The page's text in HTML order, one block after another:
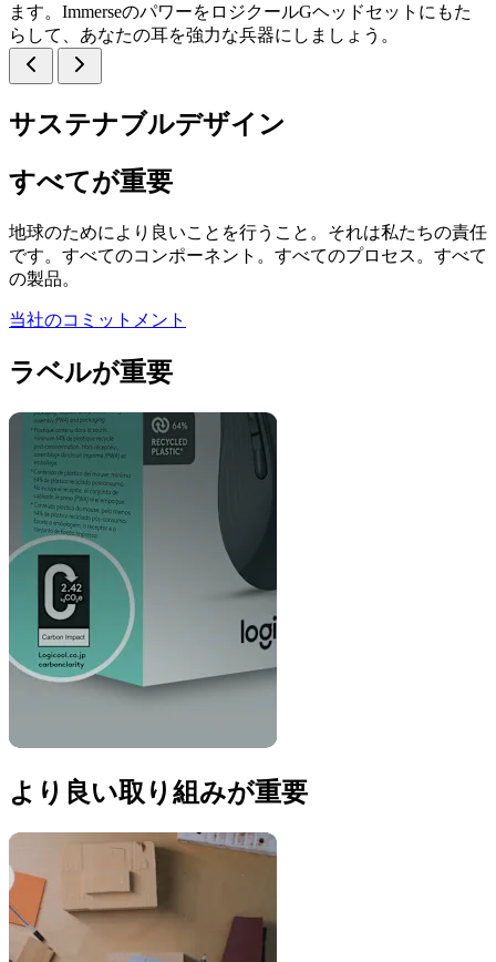
ます。ImmerseのパワーをロジクールGヘッドセットにもた
らして、あなたの耳を強力な兵器にしましょう。
サステナブルデザイン
すべてが重要
地球のためにより良いことを行うこと。それは私たちの責任
です。すべてのコンポーネント。すべてのプロセス。すべて
の製品。
当社のコミットメント
ラベルが重要
より良い取り組みが重要